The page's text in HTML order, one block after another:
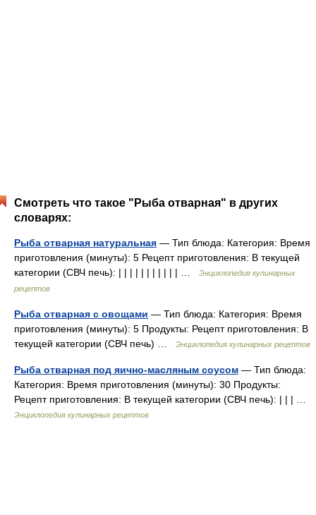
Смотреть что такое "Рыба отварная" в других
словарях:
Рыба отварная натуральная — Тип блюда: Категория: Время
приготовления (минуты): 5 Рецепт приготовления: В текущей
категории (СВЧ печь): | | | | | | | | | | | …
Энциклопедия кулинарных
рецептов
Рыба отварная с овощами — Тип блюда: Категория: Время
приготовления (минуты): 5 Продукты: Рецепт приготовления: В
текущей категории (СВЧ печь) …
Энциклопедия кулинарных рецептов
Рыба отварная под яично-масляным соусом — Тип блюда:
Категория: Время приготовления (минуты): 30 Продукты:
Рецепт приготовления: В текущей категории (СВЧ печь): | | | …
Энциклопедия кулинарных рецептов